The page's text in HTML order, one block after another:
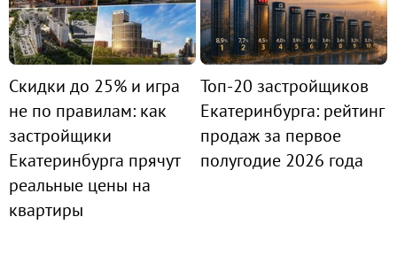
Скидки до 25% и игра
не по правилам: как
застройщики
Екатеринбурга прячут
реальные цены на
квартиры
Топ-20 застройщиков
Екатеринбурга: рейтинг
продаж за первое
полугодие 2026 года